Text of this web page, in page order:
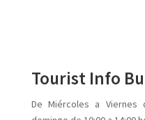
Tourist Info
De Miércoles a Viernes